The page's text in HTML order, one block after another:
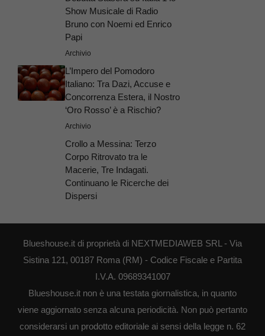
Show Musicale di Radio
Bruno con Noemi ed Enrico
Papi
Archivio
L’Impero del Pomodoro
Italiano: Tra Dazi, Accuse e
Concorrenza Estera, il Nostro
‘Oro Rosso’ è a Rischio?
Archivio
Crollo a Messina: Terzo
Corpo Ritrovato tra le
Macerie, Tre Indagati.
Continuano le Ricerche dei
Dispersi
Blueshouse.it di proprietà di NEXTMEDIAWEB SRL - Via
Sistina 121, 00187 Roma (RM) - Codice Fiscale e Partita
I.V.A. 09689341007
Blueshouse.it non è una testata giornalistica, in quanto
viene aggiornato senza alcuna periodicità. Non può pertanto
considerarsi un prodotto editoriale ai sensi della legge n. 62